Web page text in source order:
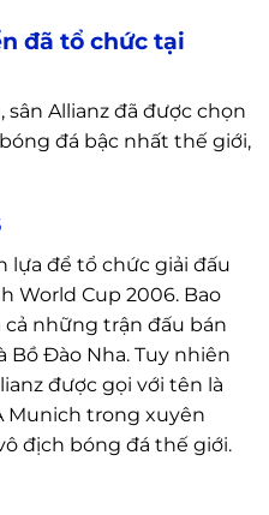
đã tổ chức tại
Allianz đã được chọn
đá bậc nhất thế giới,
lựa để tổ chức giải đấu
World Cup 2006. Bao
những trận đấu bán
Bồ Đào Nha. Tuy nhiên
được gọi với tên là
Munich trong xuyên
địch bóng đá thế giới.